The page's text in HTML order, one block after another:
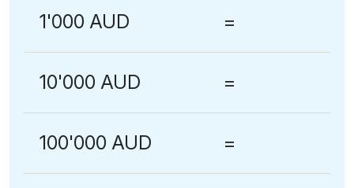
1'000 AUD =
10'000 AUD =
100'000 AUD =